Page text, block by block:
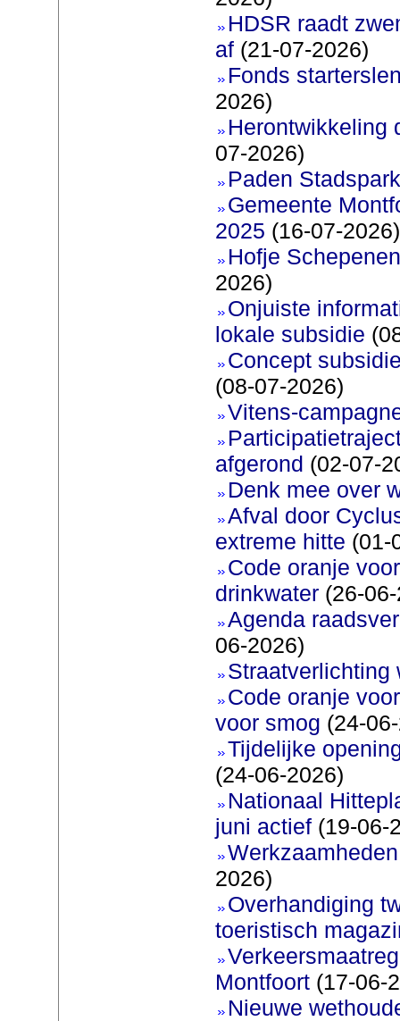
HDSR raadt
af(21-07-2026)
Fonds
2026)
Herontwikkeling
07-2026)
Paden
Gemeente
2025 (16-07-2026)
Hofje
2026)
Onjuiste
lokale subsidie
Concept
(08-07-2026)
Vitens-
afgerond (02-07-
Denk mee over
Afval door
extreme hitte (01-
Code oranje
drinkwater(26-06-
Agenda
06-2026)
Straatverlichting
Code oranje
voor smog (24-
Tijdelijke
(24-06-2026)
Nationaal
juni actief(19-06-
2026)
Overhandiging
toeristisch
Montfoort(17-06-
Nieuwe